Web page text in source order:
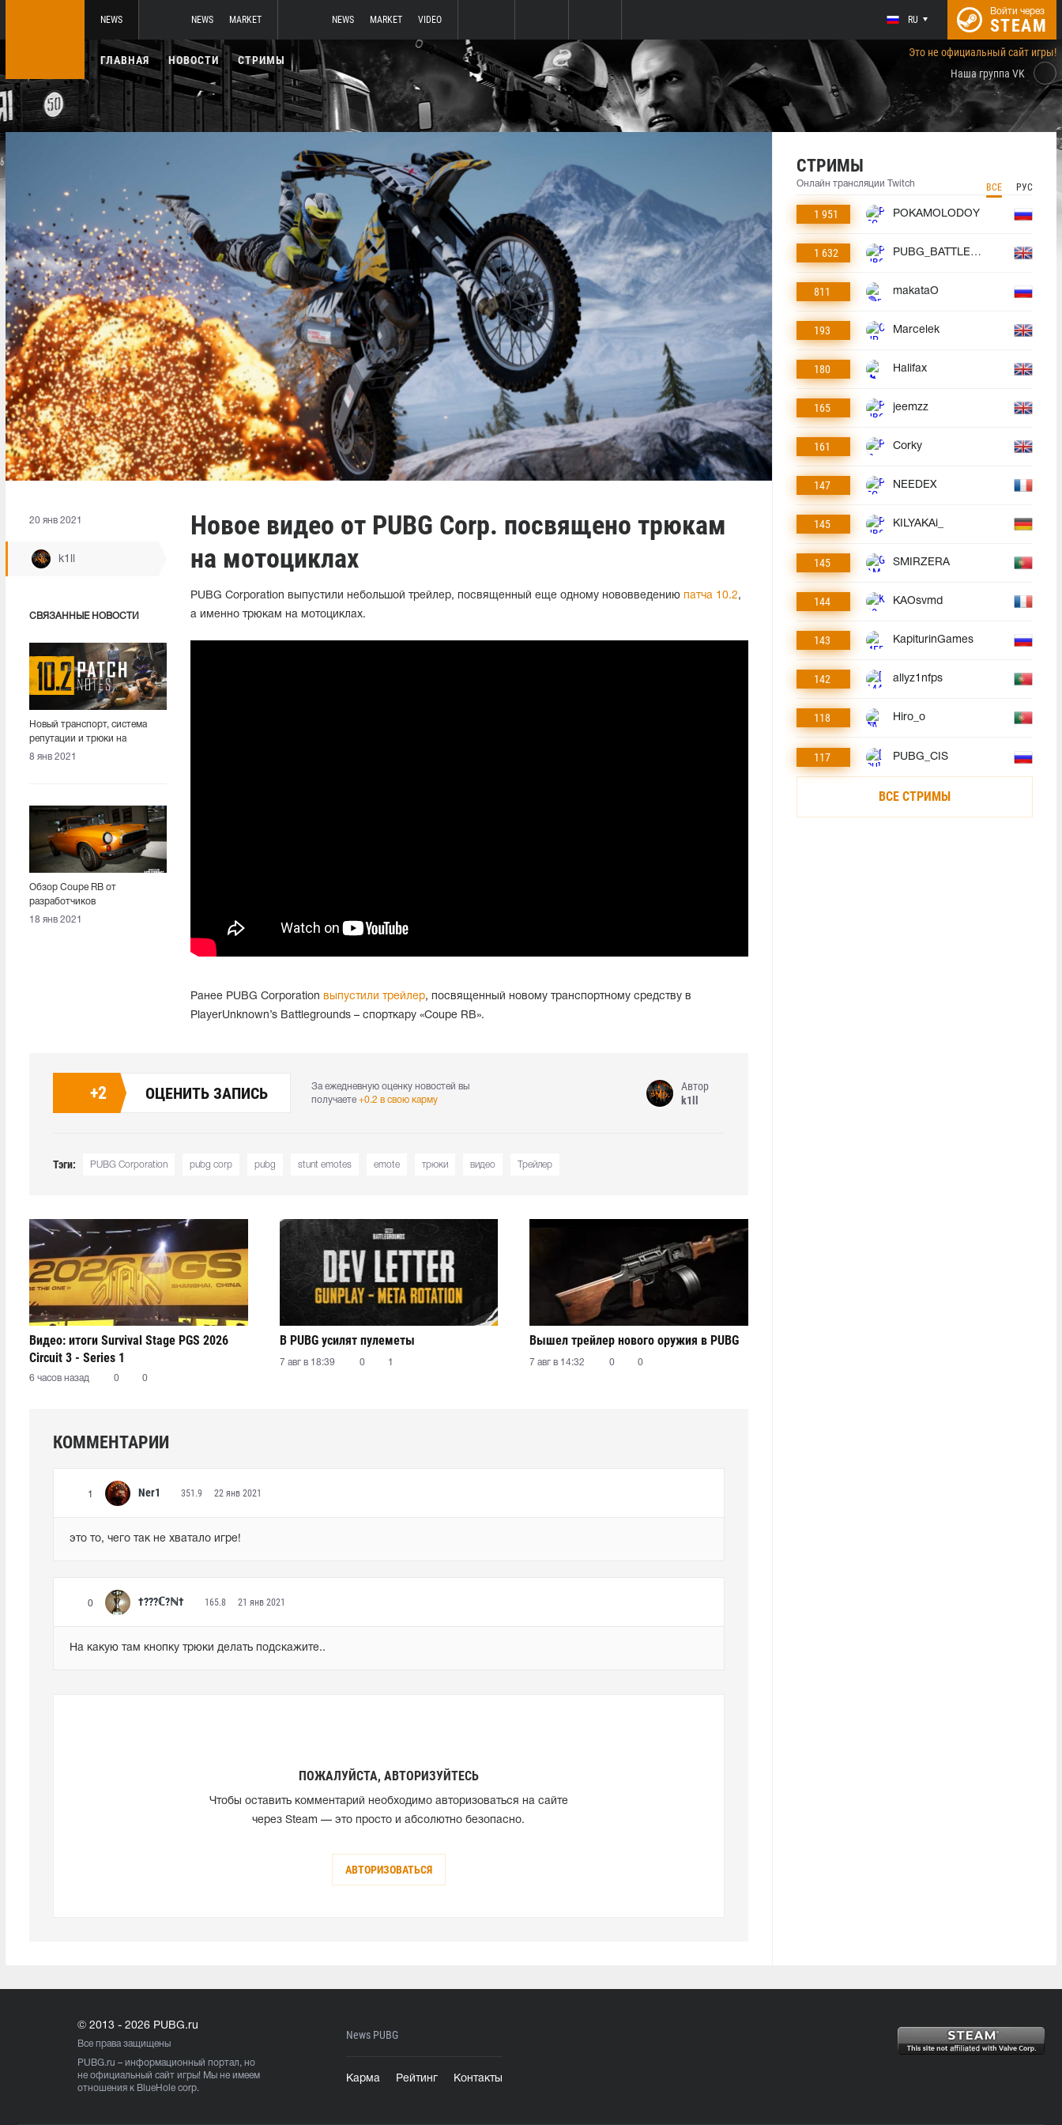
NEWS NEWS MARKET NEWS MARKET VIDEO RU
Войти через
STEAM
ГЛАВНАЯ НОВОСТИ СТРИМЫ
Это не официальный сайт игры!
Наша группа VK
20 янв 2021
k1ll
СВЯЗАННЫЕ НОВОСТИ
Новый транспорт, система
репутации и трюки на
мотоциклах. Вышел патч 10.2
8 янв 2021
Обзор Coupe RB от
разработчиков
18 янв 2021
Новое видео от PUBG Corp. посвящено трюкам
на мотоциклах
PUBG Corporation выпустили небольшой трейлер, посвященный еще одному нововведению патча 10.2,
а именно трюкам на мотоциклах.
Ранее PUBG Corporation выпустили трейлер, посвященный новому транспортному средству в
PlayerUnknown’s Battlegrounds – спорткару «Coupe RB».
+2 ОЦЕНИТЬ ЗАПИСЬ
За ежедневную оценку новостей вы
получаете +0.2 в свою карму
Автор
k1ll
Тэги: PUBG Corporation pubg corp pubg stunt emotes emote трюки видео Трейлер
Видео: итоги Survival Stage PGS 2026
Circuit 3 - Series 1
6 часов назад 0 0
В PUBG усилят пулеметы
7 авг в 18:39 0 1
Вышел трейлер нового оружия в PUBG
7 авг в 14:32 0 0
КОММЕНТАРИИ
1 Ner1 351.9 22 янв 2021
это то, чего так не хватало игре!
0 †???ℂ?ℕ† 165.8 21 янв 2021
На какую там кнопку трюки делать подскажите..
ПОЖАЛУЙСТА, АВТОРИЗУЙТЕСЬ
Чтобы оставить комментарий необходимо авторизоваться на сайте
через Steam — это просто и абсолютно безопасно.
АВТОРИЗОВАТЬСЯ
СТРИМЫ
Онлайн трансляции Twitch ВСЕ РУС
1 951 POKAMOLODOY
1 632 PUBG_BATTLEGROUNDS
811 makataO
193 Marcelek
180 Halifax
165 jeemzz
161 Corky
147 NEEDEX
145 KILYAKAi_
145 SMIRZERA
144 KAOsvmd
143 KapiturinGames
142 allyz1nfps
118 Hiro_o
117 PUBG_CIS
ВСЕ СТРИМЫ
© 2013 - 2026 PUBG.ru
Все права защищены
PUBG.ru – информационный портал, но
не официальный сайт игры! Мы не имеем
отношения к BlueHole corp.
News PUBG
Карма Рейтинг Контакты